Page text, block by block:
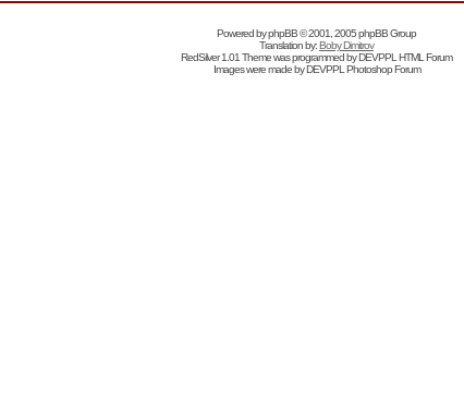
Powered byphpBB© 2001, 2005 phpBB Group
Translation by:Boby Dimitrov
RedSilver 1.01 Theme was programmed byDEVPPL HTML Forum
Images were made byDEVPPL Photoshop Forum